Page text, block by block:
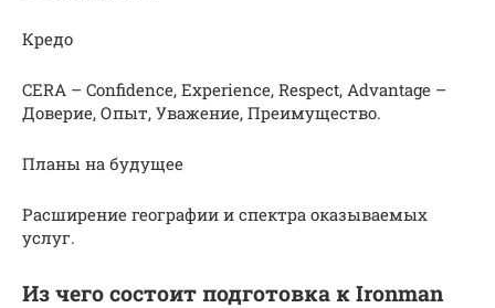
Кредо
CERA – Confidence, Experience, Respect, Advantage –
Доверие, Опыт, Уважение, Преимущество.
Планы на будущее
Расширение географии и спектра оказываемых
услуг.
Из чего состоит подготовка к Ironman